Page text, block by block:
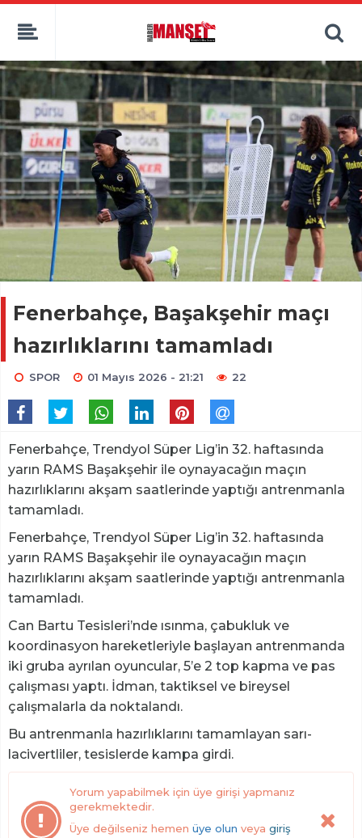
Fenerbahçe, Başakşehir maçı
hazırlıklarını tamamladı
SPOR 01 Mayıs 2026 - 21:21 22
Fenerbahçe, Trendyol Süper Lig’in 32. haftasında
yarın RAMS Başakşehir ile oynayacağın maçın
hazırlıklarını akşam saatlerinde yaptığı antrenmanla
tamamladı.
Fenerbahçe, Trendyol Süper Lig’in 32. haftasında
yarın RAMS Başakşehir ile oynayacağın maçın
hazırlıklarını akşam saatlerinde yaptığı antrenmanla
tamamladı.
Can Bartu Tesisleri’nde ısınma, çabukluk ve
koordinasyon hareketleriyle başlayan antrenmanda
iki gruba ayrılan oyuncular, 5’e 2 top kapma ve pas
çalışması yaptı. İdman, taktiksel ve bireysel
çalışmalarla da noktalandı.
Bu antrenmanla hazırlıklarını tamamlayan sarı-
lacivertliler, tesislerde kampa girdi.
Yorum yapabilmek için üye girişi yapmanız
gerekmektedir.
Üye değilseniz hemen üye olun veya giriş